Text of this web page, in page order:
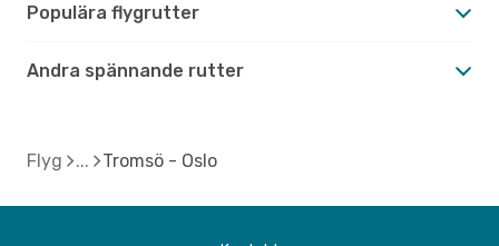
Populära flygrutter
Andra spännande rutter
Flyg Tromsö - Oslo